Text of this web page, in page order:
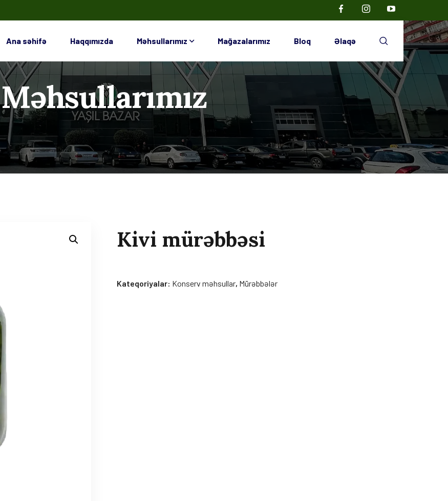
Ana səhifə Haqqımızda Məhsullarımız Mağazalarımız Bloq Əlaqə
Məhsullarımız
Kivi mürəbbəsi
Kateqoriyalar: Konserv məhsullar, Mürəbbələr